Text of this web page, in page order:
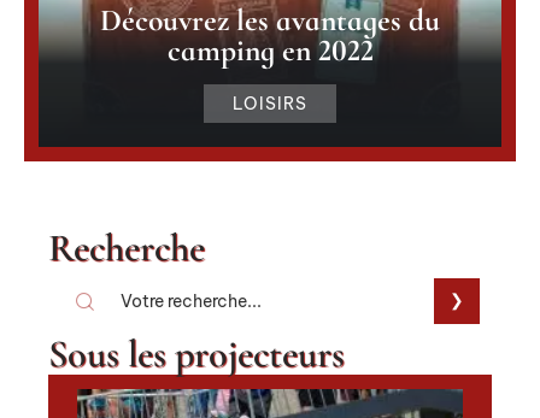
Découvrez les avantages du
camping en 2022
LOISIRS
Recherche
Sous les projecteurs